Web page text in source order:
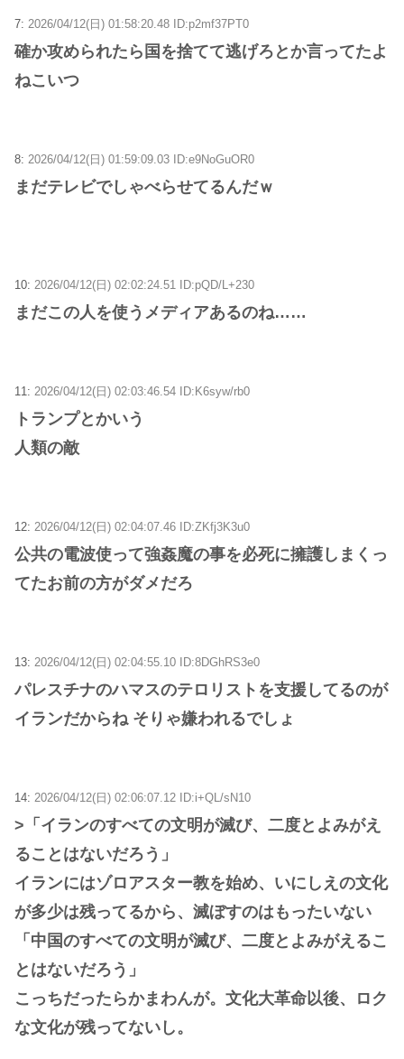
7: 2026/04/12(日) 01:58:20.48 ID:p2mf37PT0
確か攻められたら国を捨てて逃げろとか言ってたよ
ねこいつ
8: 2026/04/12(日) 01:59:09.03 ID:e9NoGuOR0
まだテレビでしゃべらせてるんだｗ
10: 2026/04/12(日) 02:02:24.51 ID:pQD/L+230
まだこの人を使うメディアあるのね……
11: 2026/04/12(日) 02:03:46.54 ID:K6syw/rb0
トランプとかいう
人類の敵
12: 2026/04/12(日) 02:04:07.46 ID:ZKfj3K3u0
公共の電波使って強姦魔の事を必死に擁護しまくっ
てたお前の方がダメだろ
13: 2026/04/12(日) 02:04:55.10 ID:8DGhRS3e0
パレスチナのハマスのテロリストを支援してるのが
イランだからね そりゃ嫌われるでしょ
14: 2026/04/12(日) 02:06:07.12 ID:i+QL/sN10
>「イランのすべての文明が滅び、二度とよみがえ
ることはないだろう」
イランにはゾロアスター教を始め、いにしえの文化
が多少は残ってるから、滅ぼすのはもったいない
「中国のすべての文明が滅び、二度とよみがえるこ
とはないだろう」
こっちだったらかまわんが。文化大革命以後、ロク
な文化が残ってないし。